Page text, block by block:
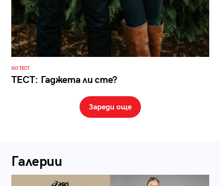
GO ТЕСТ
ТЕСТ: Гаджета ли сте?
Зареди още
Галерии